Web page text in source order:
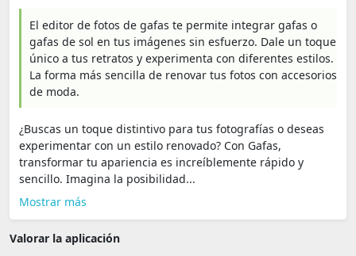
El editor de fotos de gafas te permite integrar gafas o
gafas de sol en tus imágenes sin esfuerzo. Dale un toque
único a tus retratos y experimenta con diferentes estilos.
La forma más sencilla de renovar tus fotos con accesorios
de moda.
¿Buscas un toque distintivo para tus fotografías o deseas
experimentar con un estilo renovado? Con Gafas,
transformar tu apariencia es increíblemente rápido y
sencillo. Imagina la posibilidad...
Mostrar más
Valorar la aplicación